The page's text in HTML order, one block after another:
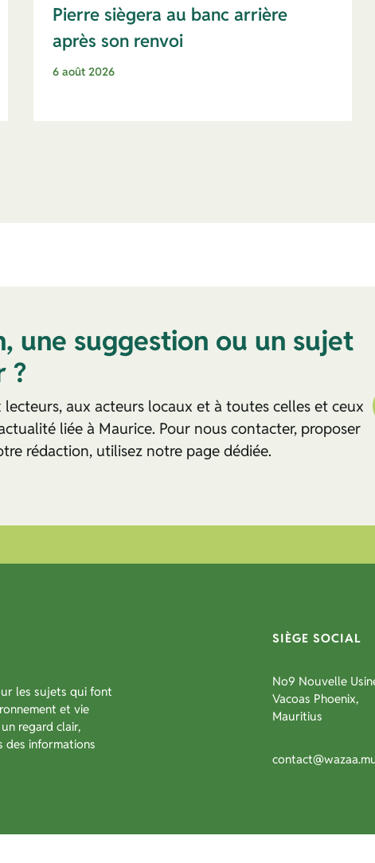
Pierre siègera au banc arrière
après son renvoi
6 août 2026
une suggestion ou un sujet
?
aux acteurs locaux et à toutes celles et ceux
liée à Maurice. Pour nous contacter, proposer
rédaction, utilisez notre page dédiée.
les sujets qui font
et vie
regard clair,
des informations
SIÈGE SOCIAL
No9 Nouvelle
Vacoas Phoenix,
Mauritius